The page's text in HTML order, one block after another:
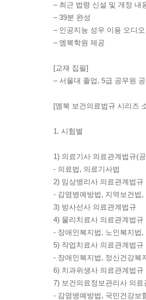
– 최근 법령 신설 및 개정 내
– 39분 완성
– 인공지능 성우 이용 오디
– 엠북학원 제공
[교재 집필]
– 서울대 졸업, 5급 공무원
[엠북 보건의료법규 시리즈
1. 시험별
1) 의료기사 의료관계법규(
- 의료법, 의료기사법
2) 임상병리사 의료관계법규
- 감염병예방법, 지역보건법,
3) 방사선사 의료관계법규
4) 물리치료사 의료관계법규
- 장애인복지법, 노인복지법,
5) 작업치료사 의료관계법규
- 장애인복지법, 정신건강복
6) 치과위생사 의료관계법규
7) 보건의료정보관리사 의료
- 감염병예방법, 국민건강보